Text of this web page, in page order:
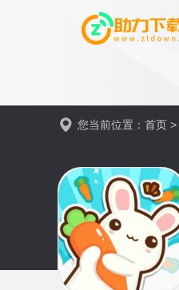
您当前位置： 首页 >